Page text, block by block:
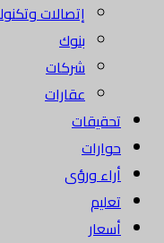
إتصالات
بنوك
شركات
عقارات
تحقيقات
حوارات
أراء ورؤى
تعليم
أسعار